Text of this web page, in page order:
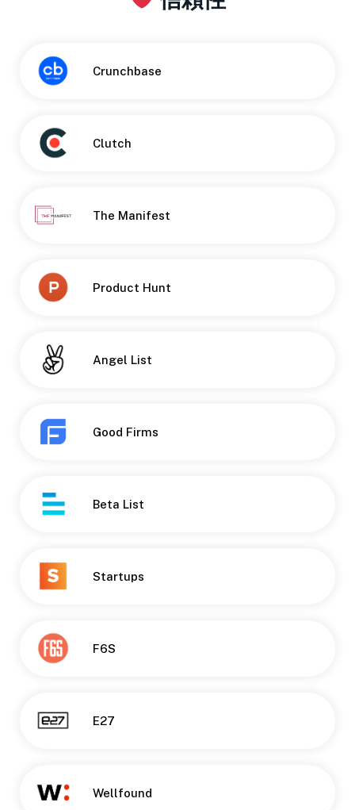
Crunchbase
Clutch
The Manifest
Product Hunt
Angel List
Good Firms
Beta List
Startups
F6S
E27
Wellfound